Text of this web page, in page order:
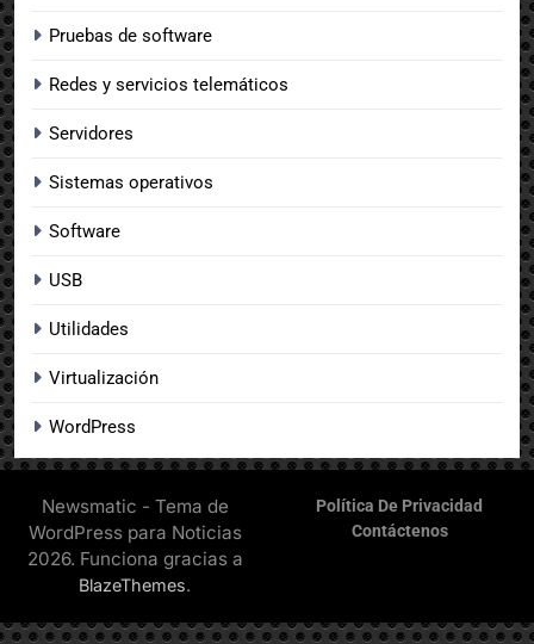
Pruebas de software
Redes y servicios telemáticos
Servidores
Sistemas operativos
Software
USB
Utilidades
Virtualización
WordPress
Newsmatic - Tema de
WordPress para Noticias
2026. Funciona gracias a
BlazeThemes.
Política De Privacidad
Contáctenos